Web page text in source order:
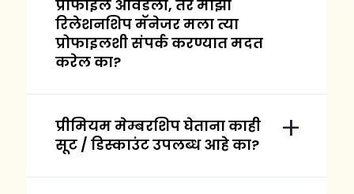
प्रोफाइल आवडली, तर माझा
रिलेशनशिप मॅनेजर मला त्या
प्रोफाइलशी संपर्क करण्यात मदत
करेल का?
प्रीमियम मेम्बरशिप घेताना काही
सूट / डिस्काउंट उपलब्ध आहे का?